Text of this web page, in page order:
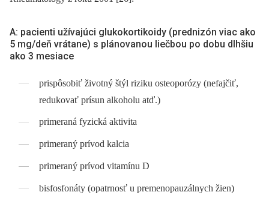
A: pacienti užívajúci glukokortikoidy (prednizón viac ako
5 mg/deň vrátane) s plánovanou liečbou po dobu dlhšiu
ako 3 mesiace
prispôsobiť životný štýl riziku osteo­porózy (nefajčiť,
redukovať prísun alkoholu atď.)
primeraná fyzická aktivita
primeraný prívod kalcia
primeraný prívod vitamínu D
bisfosfonáty (opatrnosť u premenopauzálnych žien)